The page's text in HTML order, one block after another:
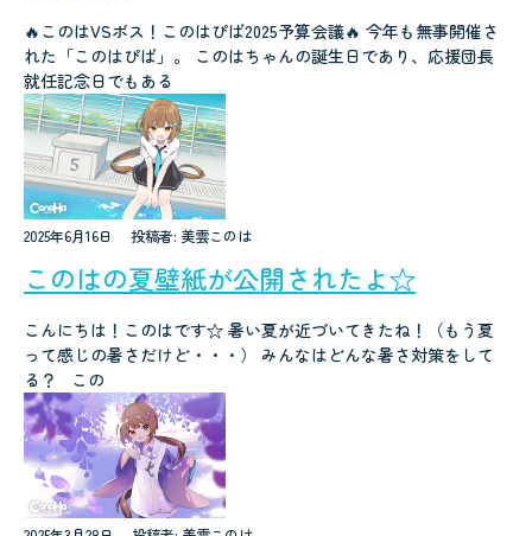
🔥このはVSボス！このはぴば2025予算会議🔥 今年も無事開催さ
れた「このはぴば」。 このはちゃんの誕生日であり、応援団長
就任記念日でもある
2025年6月16日 投稿者: 美雲このは
このはの夏壁紙が公開されたよ☆
こんにちは！このはです☆ 暑い夏が近づいてきたね！（もう夏
って感じの暑さだけど・・・） みんなはどんな暑さ対策をして
る？ この